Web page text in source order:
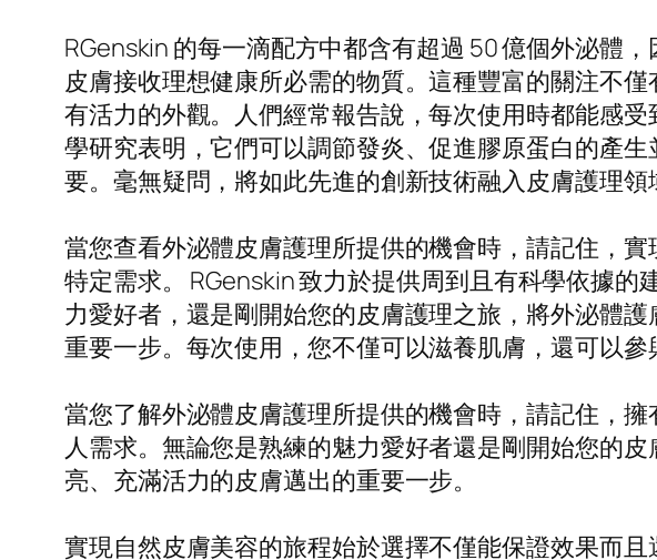
RGenskin 的每一滴配方中都含有超過 50 億個外泌體
皮膚接收理想健康所必需的物質。這種豐富的關注不
有活力的外觀。人們經常報告說，每次使用時都能感
學研究表明，它們可以調節發炎、促進膠原蛋白的產
要。毫無疑問，將如此先進的創新技術融入皮膚護理
當您查看外泌體皮膚護理所提供的機會時，請記住，
特定需求。 RGenskin 致力於提供周到且有科學依據
力愛好者，還是剛開始您的皮膚護理之旅，將外泌體
重要一步。每次使用，您不僅可以滋養肌膚，還可以
當您了解外泌體皮膚護理所提供的機會時，請記住，
人需求。無論您是熟練的魅力愛好者還是剛開始您的
亮、充滿活力的皮膚邁出的重要一步。
實現自然皮膚美容的旅程始於選擇不僅能保證效果而